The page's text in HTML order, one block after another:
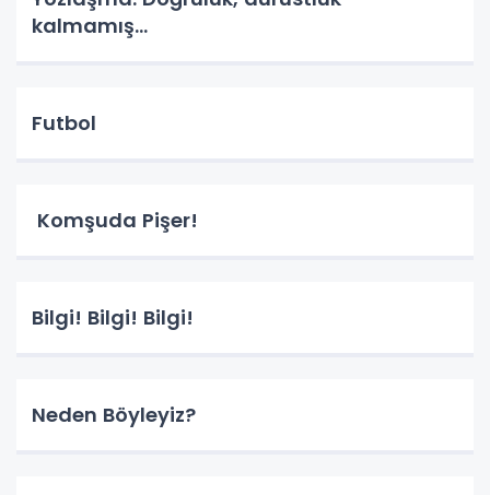
kalmamış...
Futbol
Komşuda Pişer!
Bilgi! Bilgi! Bilgi!
Neden Böyleyiz?